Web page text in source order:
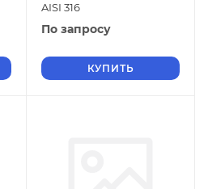
AISI 316
По запросу
КУПИТЬ